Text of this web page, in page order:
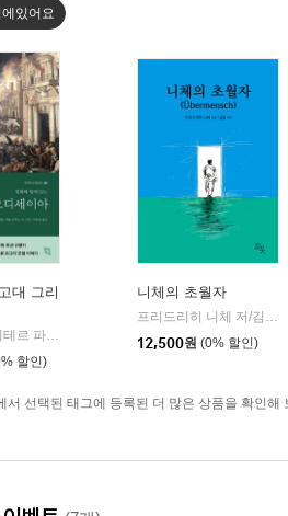
있어요
대 그리
| 현대지성
할인)
니체의 초월자
12,500원 (0% 할인)
서 선택된 태그에 등록된 더 많은 상품을 확인해